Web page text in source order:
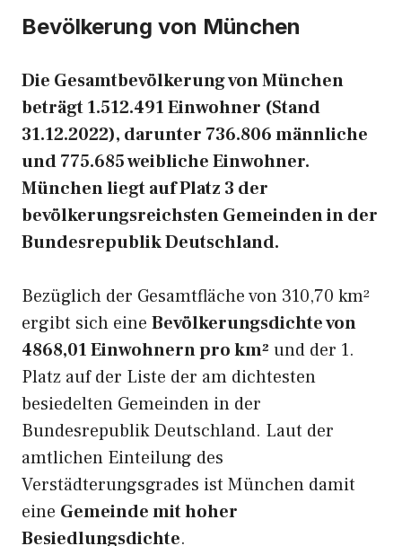
Bevölkerung von München
Die Gesamtbevölkerung von München
beträgt 1.512.491 Einwohner (Stand
31.12.2022), darunter 736.806 männliche
und 775.685 weibliche Einwohner.
München liegt auf Platz 3 der
bevölkerungsreichsten Gemeinden in der
Bundesrepublik Deutschland.
Bezüglich der Gesamtfläche von 310,70 km²
ergibt sich eine Bevölkerungsdichte von
4868,01 Einwohnern pro km² und der 1.
Platz auf der Liste der am dichtesten
besiedelten Gemeinden in der
Bundesrepublik Deutschland. Laut der
amtlichen Einteilung des
Verstädterungsgrades ist München damit
eine Gemeinde mit hoher
Besiedlungsdichte.